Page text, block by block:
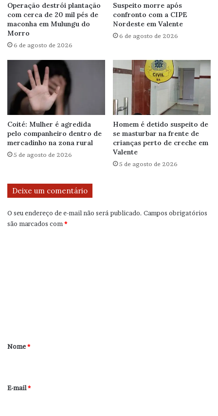
Operação destrói plantação
com cerca de 20 mil pés de
maconha em Mulungu do
Morro
6 de agosto de 2026
Suspeito morre após
confronto com a CIPE
Nordeste em Valente
6 de agosto de 2026
Coité: Mulher é agredida
pelo companheiro dentro de
mercadinho na zona rural
5 de agosto de 2026
Homem é detido suspeito de
se masturbar na frente de
crianças perto de creche em
Valente
5 de agosto de 2026
Deixe um comentário
O seu endereço de e-mail não será publicado. Campos obrigatórios
são marcados com*
r
*
Nome*
E-mail*